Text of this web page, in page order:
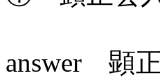
answer 顕